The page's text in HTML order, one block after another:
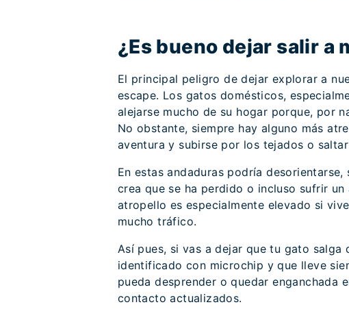
¿Es bueno dejar salir a
El principal peligro de dejar explorar a
escape. Los gatos domésticos,
alejarse mucho de su hogar porque, por
No obstante, siempre hay alguno más
aventura y subirse por los tejados o
En estas andaduras podría
crea que se ha perdido o incluso sufrir
atropello es especialmente elevado si
mucho tráfico.
Así pues, si vas a dejar que tu gato salga
identificado con microchip y que lleve
pueda desprender o quedar enganchada
contacto actualizados.